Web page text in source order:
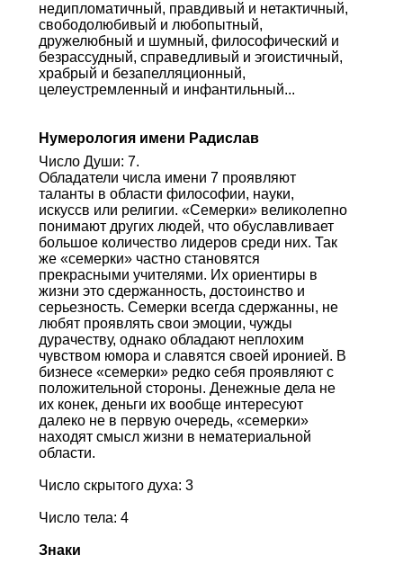
недипломатичный, правдивый и нетактичный,
свободолюбивый и любопытный,
дружелюбный и шумный, философический и
безрассудный, справедливый и эгоистичный,
храбрый и безапелляционный,
целеустремленный и инфантильный...
Нумерология имени Радислав
Число Души: 7.
Обладатели числа имени 7 проявляют
таланты в области философии, науки,
искуссв или религии. «Семерки» великолепно
понимают других людей, что обуславливает
большое количество лидеров среди них. Так
же «семерки» частно становятся
прекрасными учителями. Их ориентиры в
жизни это сдержанность, достоинство и
серьезность. Семерки всегда сдержанны, не
любят проявлять свои эмоции, чужды
дурачеству, однако обладают неплохим
чувством юмора и славятся своей иронией. В
бизнесе «семерки» редко себя проявляют с
положительной стороны. Денежные дела не
их конек, деньги их вообще интересуют
далеко не в первую очередь, «семерки»
находят смысл жизни в нематериальной
области.
Число скрытого духа: 3
Число тела: 4
Знаки